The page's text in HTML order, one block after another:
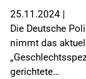
25.11.2024 |
Die Deutsche
nimmt das
gerichtete…